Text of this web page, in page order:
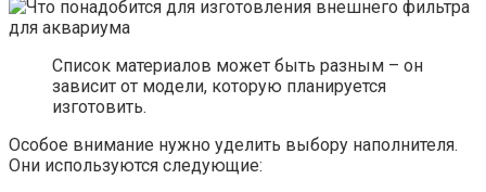
Список материалов может быть разным – он
зависит от модели, которую планируется
изготовить.
Особое внимание нужно уделить выбору наполнителя.
Они используются следующие: